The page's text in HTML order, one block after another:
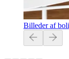
Billeder af